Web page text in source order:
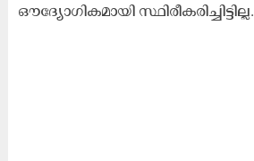
ഔദ്യോഗികമായി സ്ഥിരീകരിച്ചിട്ടില്ല.